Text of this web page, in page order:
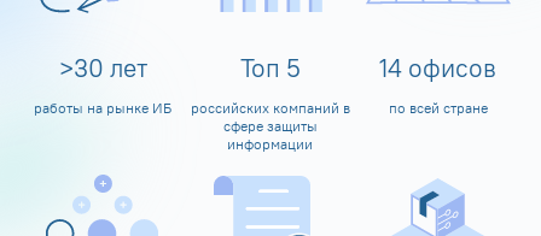
>30 лет
работы на рынке ИБ
Топ 5
российских компаний в
сфере защиты
информации
14 офисов
по всей стране